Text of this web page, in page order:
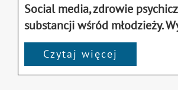
Social media, zdrowie
substancji wśród młodzieży.
Czytaj więcej